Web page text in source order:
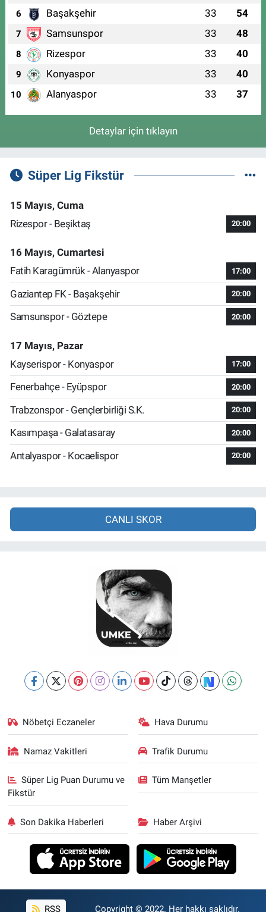
6 Başakşehir 33 54
7 Samsunspor 33 48
8 Rizespor 33 40
9 Konyaspor 33 40
10 Alanyaspor 33 37
Detaylar için tıklayın
Süper Lig Fikstür
15 Mayıs, Cuma
Rizespor - Beşiktaş
20:00
16 Mayıs, Cumartesi
Fatih Karagümrük - Alanyaspor
17:00
Gaziantep FK - Başakşehir 20:00
Samsunspor - Göztepe 20:00
17 Mayıs, Pazar
Kayserispor - Konyaspor
17:00
Fenerbahçe - Eyüpspor 20:00
Trabzonspor - Gençlerbirliği S.K. 20:00
Kasımpaşa - Galatasaray 20:00
Antalyaspor - Kocaelispor 20:00
CANLI SKOR
Nöbetçi Eczaneler Hava Durumu
Namaz Vakitleri Trafik Durumu
Süper Lig Puan Durumu ve
Fikstür
Tüm Manşetler
Son Dakika Haberleri Haber Arşivi
RSS Copyright © 2022. Her hakkı saklıdır.